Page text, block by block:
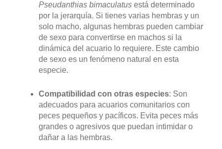
Pseudanthias bimaculatus está determinado
por la jerarquía. Si tienes varias hembras y un
solo macho, algunas hembras pueden cambiar
de sexo para convertirse en machos si la
dinámica del acuario lo requiere. Este cambio
de sexo es un fenómeno natural en esta
especie.
Compatibilidad con otras especies: Son
adecuados para acuarios comunitarios con
peces pequeños y pacíficos. Evita peces más
grandes o agresivos que puedan intimidar o
dañar a las hembras.